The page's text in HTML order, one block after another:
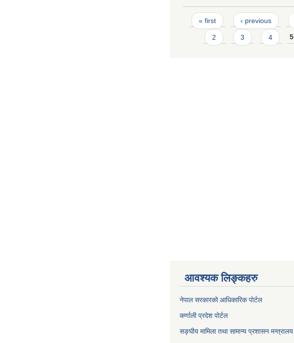
Pages
« first ‹ previous
2 3 4 5
आवश्यक लिङ्कहरु
नेपाल सरकारको आधिकारिक पोर्टल
कर्णाली प्रदेश पोर्टल
सङ्घीय मामिला तथा सामान्य प्रशासन मन्त्रालय